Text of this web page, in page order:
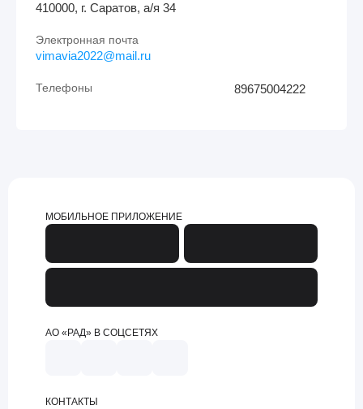
410000, г. Саратов, а/я 34
Электронная почта
vimavia2022@mail.ru
Телефоны 89675004222
МОБИЛЬНОЕ ПРИЛОЖЕНИЕ
АО «РАД» В СОЦСЕТЯХ
КОНТАКТЫ